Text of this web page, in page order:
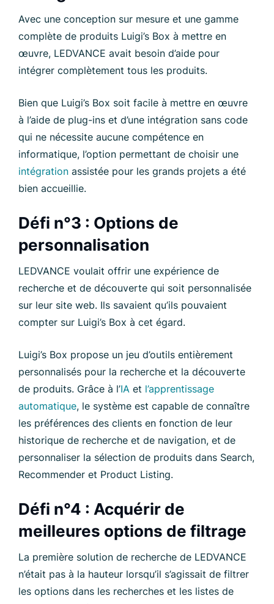
Avec une conception sur mesure et une gamme
complète de produits Luigi’s Box à mettre en
œuvre, LEDVANCE avait besoin d’aide pour
intégrer complètement tous les produits.
Bien que Luigi’s Box soit facile à mettre en œuvre
à l’aide de plug-ins et d’une intégration sans code
qui ne nécessite aucune compétence en
informatique, l’option permettant de choisir une
intégration assistée pour les grands projets a été
bien accueillie.
Défi n°3 : Options de
personnalisation
LEDVANCE voulait offrir une expérience de
recherche et de découverte qui soit personnalisée
sur leur site web. Ils savaient qu’ils pouvaient
compter sur Luigi’s Box à cet égard.
Luigi’s Box propose un jeu d’outils entièrement
personnalisés pour la recherche et la découverte
de produits. Grâce à l’IA et l’apprentissage
automatique, le système est capable de connaître
les préférences des clients en fonction de leur
historique de recherche et de navigation, et de
personnaliser la sélection de produits dans Search,
Recommender et Product Listing.
Défi n°4 : Acquérir de
meilleures options de filtrage
La première solution de recherche de LEDVANCE
n’était pas à la hauteur lorsqu’il s’agissait de filtrer
les options dans les recherches et les listes de